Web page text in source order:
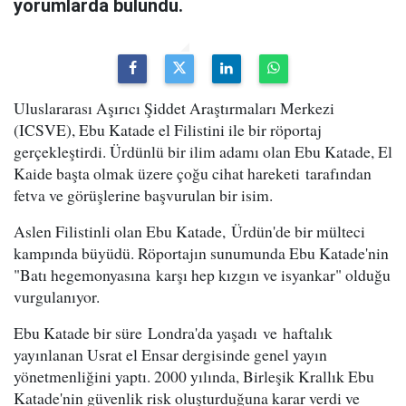
yorumlarda bulundu.
Uluslararası Aşırıcı Şiddet Araştırmaları Merkezi
(ICSVE), Ebu Katade el Filistini ile bir röportaj
gerçekleştirdi. Ürdünlü bir ilim adamı olan Ebu Katade, El
Kaide başta olmak üzere çoğu cihat hareketi tarafından
fetva ve görüşlerine başvurulan bir isim.
Aslen Filistinli olan Ebu Katade, Ürdün'de bir mülteci
kampında büyüdü. Röportajın sunumunda Ebu Katade'nin
"Batı hegemonyasına karşı hep kızgın ve isyankar" olduğu
vurgulanıyor.
Ebu Katade bir süre Londra'da yaşadı ve haftalık
yayınlanan Usrat el Ensar dergisinde genel yayın
yönetmenliğini yaptı. 2000 yılında, Birleşik Krallık Ebu
Katade'nin güvenlik risk oluşturduğuna karar verdi ve